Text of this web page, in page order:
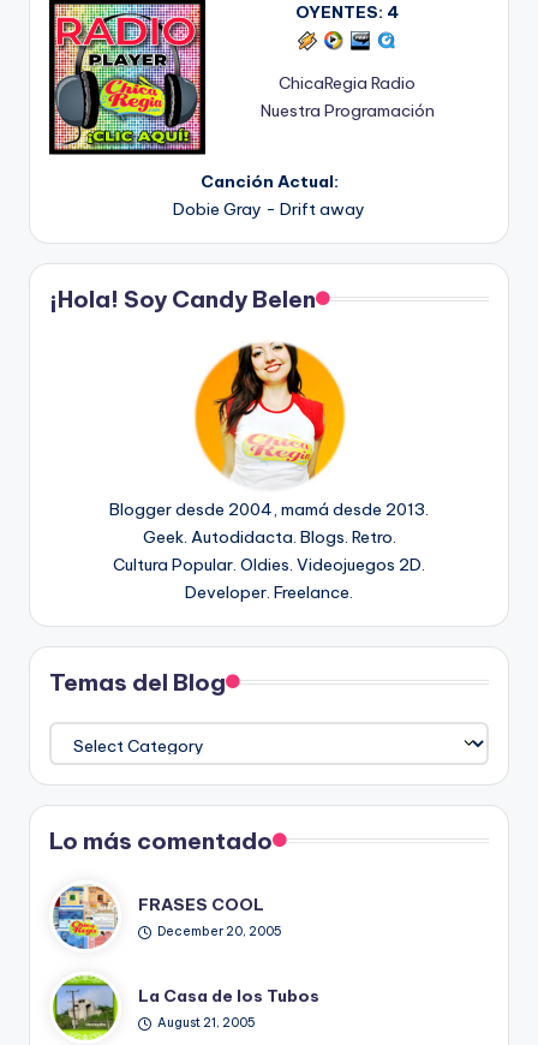
OYENTES: 4
ChicaRegia Radio
Nuestra Programación
Canción Actual:
Dobie Gray - Drift away
¡Hola! Soy Candy Belen
Blogger desde 2004, mamá desde 2013.
Geek. Autodidacta. Blogs. Retro.
Cultura Popular. Oldies. Videojuegos 2D.
Developer. Freelance.
Temas del Blog
del
Blog
Lo más comentado
FRASES COOL
December 20, 2005
La Casa de los Tubos
August 21, 2005